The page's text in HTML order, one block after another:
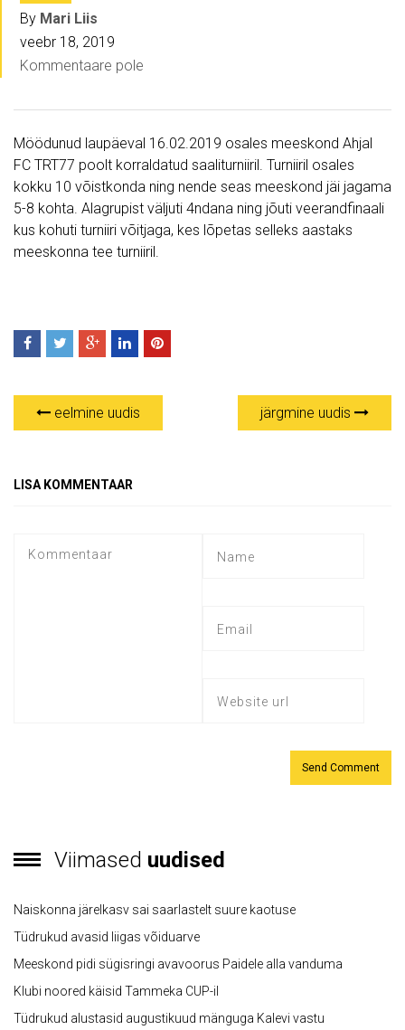
By Mari Liis
veebr 18, 2019
Kommentaare pole
Möödunud laupäeval 16.02.2019 osales meeskond Ahjal
FC TRT77 poolt korraldatud saaliturniiril. Turniiril osales
kokku 10 võistkonda ning nende seas meeskond jäi jagama
5-8 kohta. Alagrupist väljuti 4ndana ning jõuti veerandfinaali
kus kohuti turniiri võitjaga, kes lõpetas selleks aastaks
meeskonna tee turniiril.
eelmine uudis järgmine uudis
LISA KOMMENTAAR
Viimased uudised
Naiskonna järelkasv sai saarlastelt suure kaotuse
Tüdrukud avasid liigas võiduarve
Meeskond pidi sügisringi avavoorus Paidele alla vanduma
Klubi noored käisid Tammeka CUP-il
Tüdrukud alustasid augustikuud mänguga Kalevi vastu